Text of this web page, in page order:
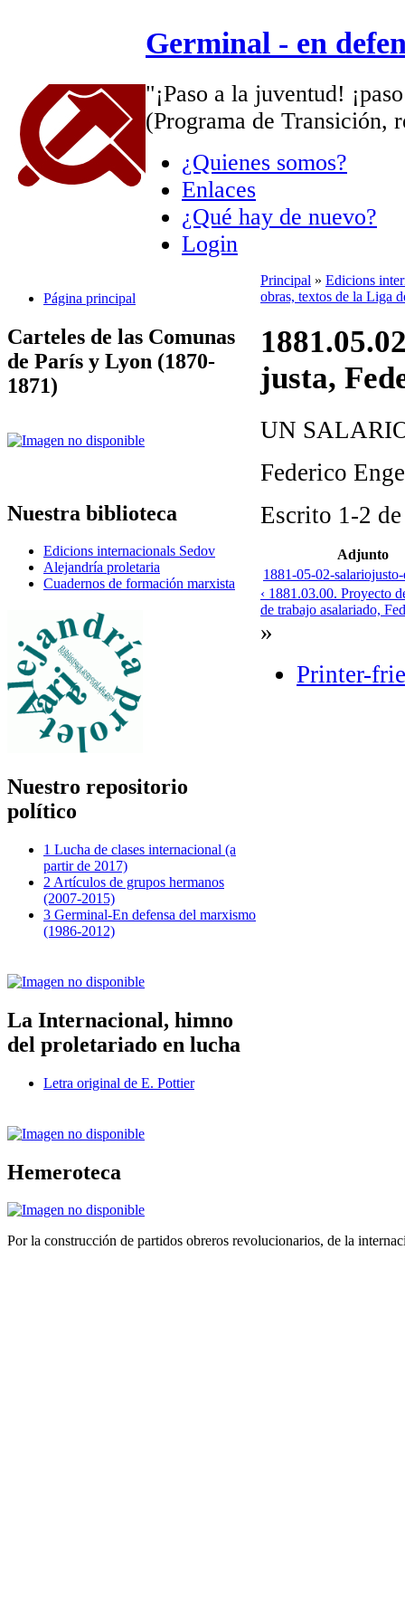
Germinal - en
"¡Paso a la juventud!
(Programa de Transición,
¿Quienes somos?
Enlaces
¿Qué hay de nuevo?
Login
Página principal
Carteles de las Comunas
de París y Lyon (1870-
1871)
Nuestra biblioteca
Edicions internacionals Sedov
Alejandría proletaria
Cuadernos de formación marxista
Nuestro repositorio
político
1 Lucha de clases internacional (a
partir de 2017)
2 Artículos de grupos hermanos
(2007-2015)
3 Germinal-En defensa del marxismo
(1986-2012)
La Internacional, himno
del proletariado en lucha
Letra original de E. Pottier
Hemeroteca
Principal » Edicions
obras, textos de la Liga
justa,
UN
Federico
Escrito 1-2
Adjunto
1881-05-02-
‹ 1881.03.00. Proyecto
de trabajo asalariado,
»
Printer-
Por la construcción de partidos obreros revolucionarios, de la